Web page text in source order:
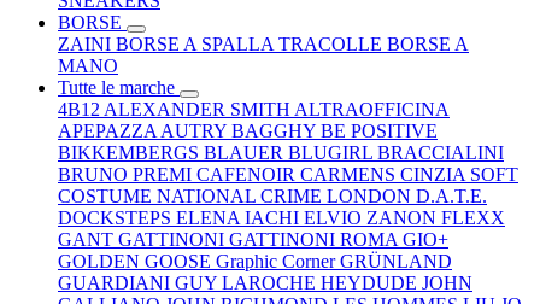
BORSE
ZAINI BORSE A SPALLA TRACOLLE BORSE A
MANO
Tutte le marche
4B12 ALEXANDER SMITH ALTRAOFFICINA
APEPAZZA AUTRY BAGGHY BE POSITIVE
BIKKEMBERGS BLAUER BLUGIRL BRACCIALINI
BRUNO PREMI CAFENOIR CARMENS CINZIA SOFT
COSTUME NATIONAL CRIME LONDON D.A.T.E.
DOCKSTEPS ELENA IACHI ELVIO ZANON FLEXX
GANT GATTINONI GATTINONI ROMA GIO+
GOLDEN GOOSE Graphic CornerGRÜNLAND
GUARDIANI GUY LAROCHE HEYDUDE JOHN